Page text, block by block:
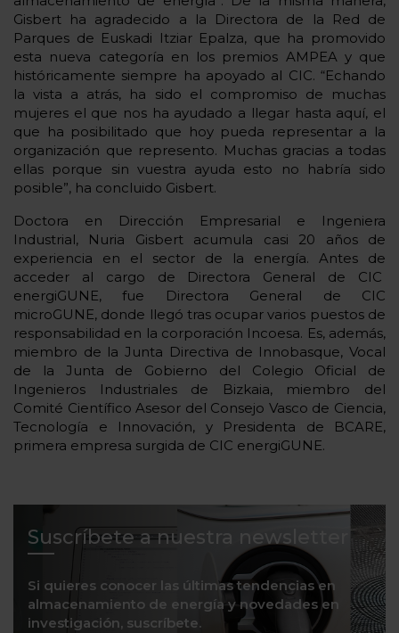
Gisbert ha agradecido a la Directora de la Red de
Parques de Euskadi Itziar Epalza, que ha promovido
esta nueva categoría en los premios AMPEA y que
históricamente siempre ha apoyado al CIC. “Echando
la vista a atrás, ha sido el compromiso de muchas
mujeres el que nos ha ayudado a llegar hasta aquí, el
que ha posibilitado que hoy pueda representar a la
organización que represento. Muchas gracias a todas
ellas porque sin vuestra ayuda esto no habría sido
posible”, ha concluido Gisbert.
Doctora en Dirección Empresarial e Ingeniera
Industrial, Nuria Gisbert acumula casi 20 años de
experiencia en el sector de la energía. Antes de
acceder al cargo de Directora General de CIC
energiGUNE, fue Directora General de CIC
microGUNE, donde llegó tras ocupar varios puestos de
responsabilidad en la corporación Incoesa. Es, además,
miembro de la Junta Directiva de Innobasque, Vocal
de la Junta de Gobierno del Colegio Oficial de
Ingenieros Industriales de Bizkaia, miembro del
Comité Científico Asesor del Consejo Vasco de Ciencia,
Tecnología e Innovación, y Presidenta de BCARE,
primera empresa surgida de CIC energiGUNE.
Suscríbete a nuestra newsletter
Si quieres conocer las últimas tendencias en
almacenamiento de energía y novedades en
investigación, suscríbete.